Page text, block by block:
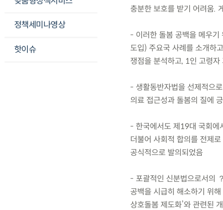
정책세미나영상
핫이슈
충분한 보호를 받기 어려움.
- 이러한 돌봄 공백을 메우기
도입) 주요국 사례를 소개하
쟁점을 분석하고, 1인 고령
- 생활동반자법을 선제적으
의료 접근성과 돌봄의 질에
- 한국에서도 제19대 국회에
더불어 사회적 합의를 전제
공식적으로 발의되었음
- 포괄적인 신분법으로서의
공백을 시급히 해소하기 위
상호돌봄 제도화’와 관련된